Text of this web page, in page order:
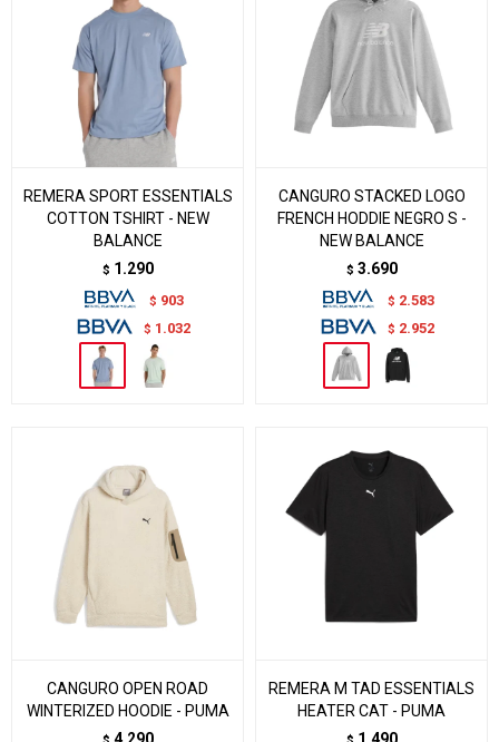
REMERA SPORT ESSENTIALS
COTTON TSHIRT - NEW
BALANCE
$ 1.290
$ 903
$ 1.032
CANGURO STACKED LOGO
FRENCH HODDIE NEGRO S -
NEW BALANCE
$ 3.690
$ 2.583
$ 2.952
CANGURO OPEN ROAD
WINTERIZED HOODIE - PUMA
REMERA M TAD ESSENTIALS
HEATER CAT - PUMA